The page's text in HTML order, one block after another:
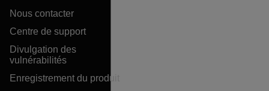
Nous contacter
Centre de support
Divulgation des
vulnérabilités
Enregistrement du produit